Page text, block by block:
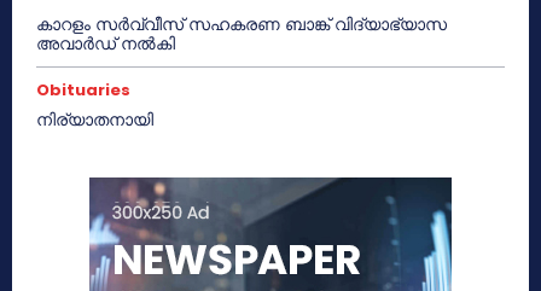
കാറളം സർവ്വീസ് സഹകരണ ബാങ്ക് വിദ്യാഭ്യാസ
അവാർഡ് നൽകി
Obituaries
നിര്യാതനായി